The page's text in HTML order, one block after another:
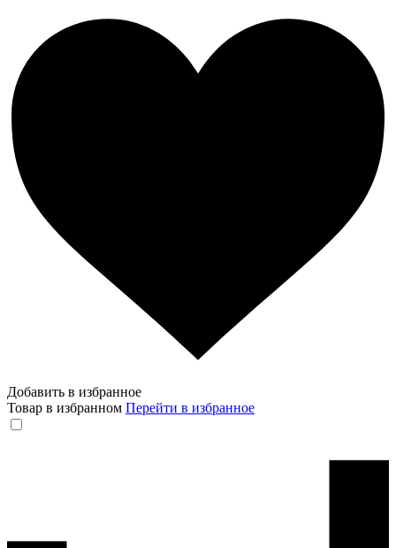
Добавить в избранное
Товар в избранном Перейти в избранное